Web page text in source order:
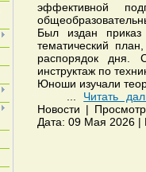
эффективной
Был издан
тематический
распорядок дня.
инструктаж по
Юноши изучали
... Читать
Новости |
Дата: 09 Мая 2026 |